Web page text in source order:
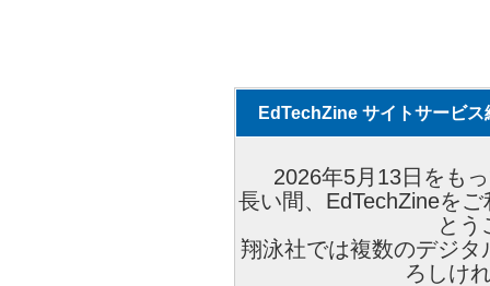
EdTechZine サイトサービス
2026年5月13日をも
長い間、EdTechZineを
とう
翔泳社では複数のデジ
ろしけ